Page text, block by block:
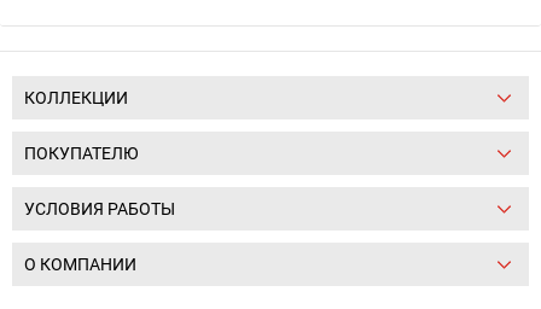
КОЛЛЕКЦИИ
ПОКУПАТЕЛЮ
УСЛОВИЯ РАБОТЫ
О КОМПАНИИ